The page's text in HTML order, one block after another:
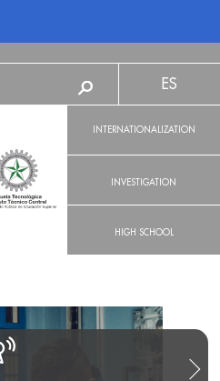
Colombia
ES
INTERNATIONALIZATION
INVESTIGATION
HIGH SCHOOL